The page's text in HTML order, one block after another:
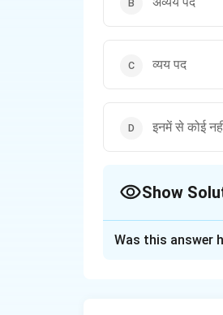
व्यय पद
इनमें से कोई
Show
Was this answer